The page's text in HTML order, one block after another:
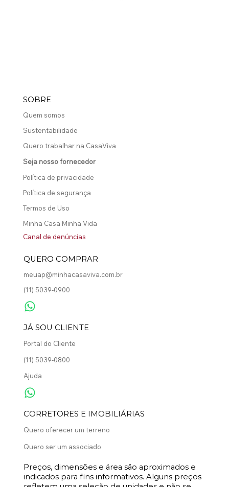
SOBRE
Quem somos
Sustentabilidade
Seja nosso fornecedor
Quero trabalhar na CasaViva
Política de privacidade
Política de segurança
Termos de Uso
Minha Casa Minha Vida
Canal de denúncias
QUERO COMPRAR
meuap@minhacasaviva.com.br
(11) 5039-0900
CORRETORES E IMOBILIÁRIAS
Quero oferecer um terreno
Quero ser um associado
​JÁ SOU CLIENTE
(11) 5039-0800
Portal do Cliente
Ajuda
Preços, dimensões e área são aproximados e
indicados para fins informativos. Alguns preços